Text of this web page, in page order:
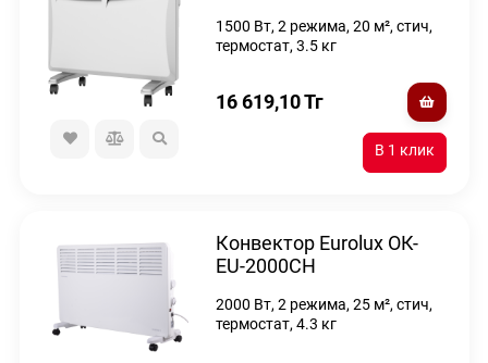
1500 Вт, 2 режима, 20 м², стич,
термостат, 3.5 кг
16 619,10Тг
Конвектор Eurolux ОК-
EU-2000CH
2000 Вт, 2 режима, 25 м², стич,
термостат, 4.3 кг